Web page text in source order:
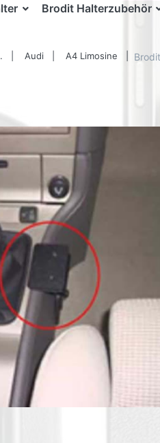
Brodit Halterzubehör
Audi A4 Limosine